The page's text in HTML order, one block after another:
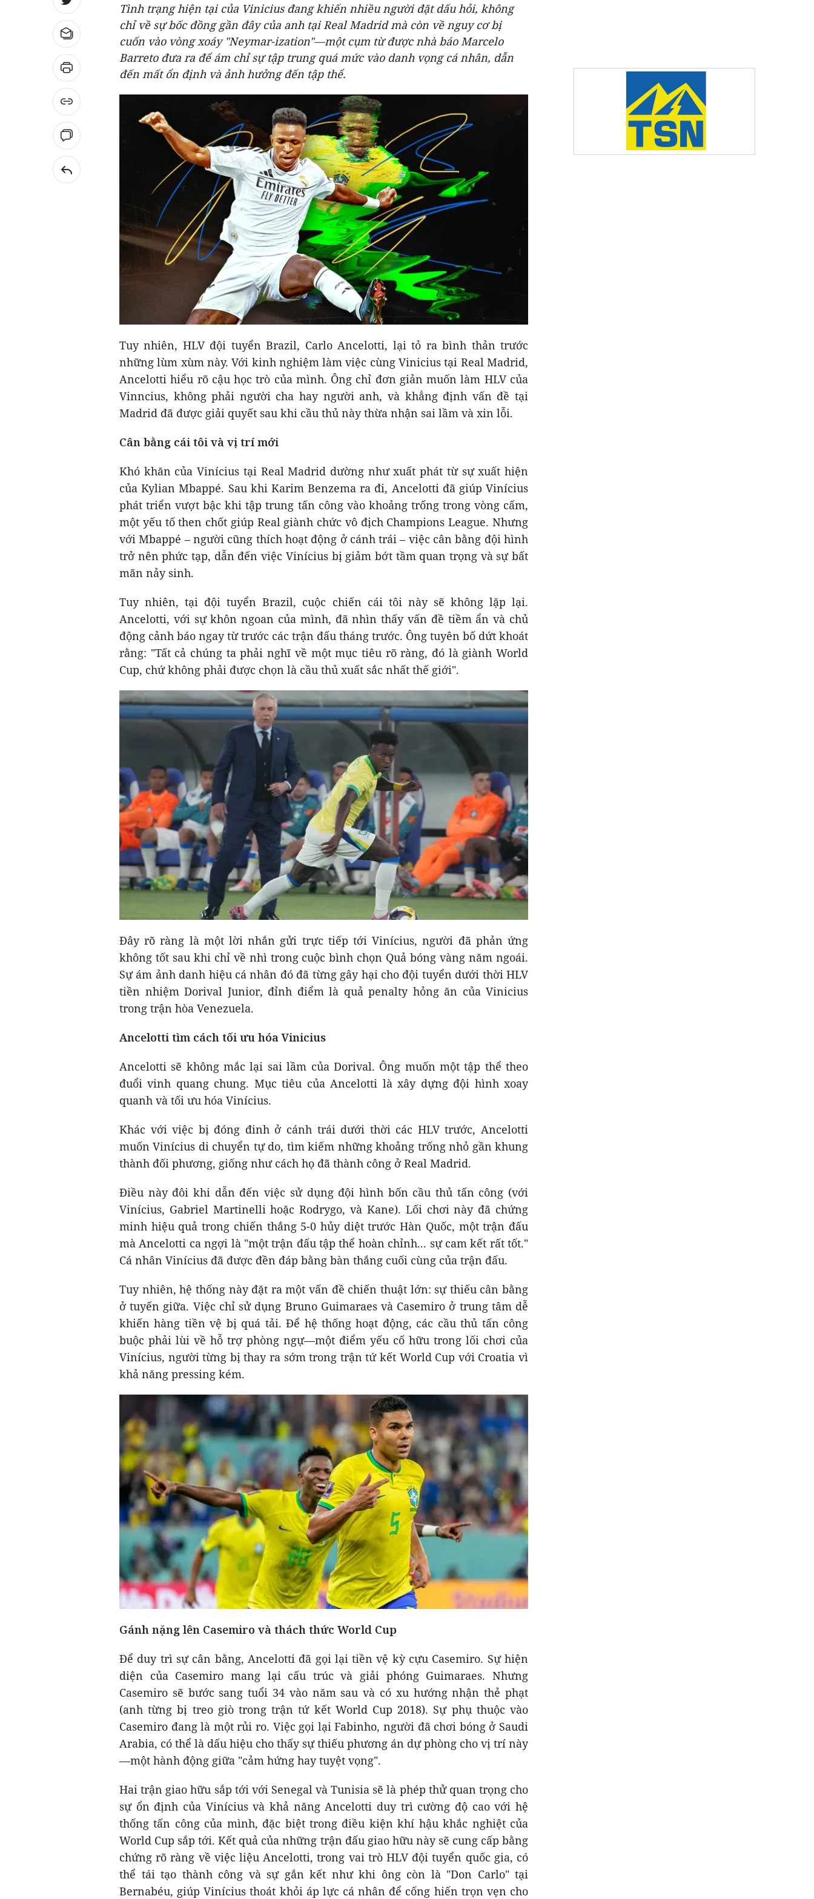
Tình trạng hiện tại của Vinicius đang khiến nhiều người đặt dấu hỏi, không
chỉ về sự bốc đồng gần đây của anh tại Real Madrid mà còn về nguy cơ bị
cuốn vào vòng xoáy "Neymar-ization"—một cụm từ được nhà báo Marcelo
Barreto đưa ra để ám chỉ sự tập trung quá mức vào danh vọng cá nhân, dẫn
đến mất ổn định và ảnh hưởng đến tập thể.
Tuy nhiên, HLV đội tuyển Brazil, Carlo Ancelotti, lại tỏ ra bình thản trước
những lùm xùm này. Với kinh nghiệm làm việc cùng Vinicius tại Real Madrid,
Ancelotti hiểu rõ cậu học trò của mình. Ông chỉ đơn giản muốn làm HLV của
Vinncius, không phải người cha hay người anh, và khẳng định vấn đề tại
Madrid đã được giải quyết sau khi cầu thủ này thừa nhận sai lầm và xin lỗi.
Cân bằng cái tôi và vị trí mới
Khó khăn của Vinícius tại Real Madrid dường như xuất phát từ sự xuất hiện
của Kylian Mbappé. Sau khi Karim Benzema ra đi, Ancelotti đã giúp Vinícius
phát triển vượt bậc khi tập trung tấn công vào khoảng trống trong vòng cấm,
một yếu tố then chốt giúp Real giành chức vô địch Champions League. Nhưng
với Mbappé – người cũng thích hoạt động ở cánh trái – việc cân bằng đội hình
trở nên phức tạp, dẫn đến việc Vinícius bị giảm bớt tầm quan trọng và sự bất
mãn nảy sinh.
Tuy nhiên, tại đội tuyển Brazil, cuộc chiến cái tôi này sẽ không lặp lại.
Ancelotti, với sự khôn ngoan của mình, đã nhìn thấy vấn đề tiềm ẩn và chủ
động cảnh báo ngay từ trước các trận đấu tháng trước. Ông tuyên bố dứt khoát
rằng: "Tất cả chúng ta phải nghĩ về một mục tiêu rõ ràng, đó là giành World
Cup, chứ không phải được chọn là cầu thủ xuất sắc nhất thế giới".
Đây rõ ràng là một lời nhắn gửi trực tiếp tới Vinícius, người đã phản ứng
không tốt sau khi chỉ về nhì trong cuộc bình chọn Quả bóng vàng năm ngoái.
Sự ám ảnh danh hiệu cá nhân đó đã từng gây hại cho đội tuyển dưới thời HLV
tiền nhiệm Dorival Junior, đỉnh điểm là quả penalty hỏng ăn của Vinicius
trong trận hòa Venezuela.
Ancelotti tìm cách tối ưu hóa Vinicius
Ancelotti sẽ không mắc lại sai lầm của Dorival. Ông muốn một tập thể theo
đuổi vinh quang chung. Mục tiêu của Ancelotti là xây dựng đội hình xoay
quanh và tối ưu hóa Vinícius.
Khác với việc bị đóng đinh ở cánh trái dưới thời các HLV trước, Ancelotti
muốn Vinícius di chuyển tự do, tìm kiếm những khoảng trống nhỏ gần khung
thành đối phương, giống như cách họ đã thành công ở Real Madrid.
Điều này đôi khi dẫn đến việc sử dụng đội hình bốn cầu thủ tấn công (với
Vinícius, Gabriel Martinelli hoặc Rodrygo, và Kane). Lối chơi này đã chứng
minh hiệu quả trong chiến thắng 5-0 hủy diệt trước Hàn Quốc, một trận đấu
mà Ancelotti ca ngợi là "một trận đấu tập thể hoàn chỉnh... sự cam kết rất tốt."
Cá nhân Vinícius đã được đền đáp bằng bàn thắng cuối cùng của trận đấu.
Tuy nhiên, hệ thống này đặt ra một vấn đề chiến thuật lớn: sự thiếu cân bằng
ở tuyến giữa. Việc chỉ sử dụng Bruno Guimaraes và Casemiro ở trung tâm dễ
khiến hàng tiền vệ bị quá tải. Để hệ thống hoạt động, các cầu thủ tấn công
buộc phải lùi về hỗ trợ phòng ngự—một điểm yếu cố hữu trong lối chơi của
Vinícius, người từng bị thay ra sớm trong trận tứ kết World Cup với Croatia vì
khả năng pressing kém.
Gánh nặng lên Casemiro và thách thức World Cup
Để duy trì sự cân bằng, Ancelotti đã gọi lại tiền vệ kỳ cựu Casemiro. Sự hiện
diện của Casemiro mang lại cấu trúc và giải phóng Guimaraes. Nhưng
Casemiro sẽ bước sang tuổi 34 vào năm sau và có xu hướng nhận thẻ phạt
(anh từng bị treo giò trong trận tứ kết World Cup 2018). Sự phụ thuộc vào
Casemiro đang là một rủi ro. Việc gọi lại Fabinho, người đã chơi bóng ở Saudi
Arabia, có thể là dấu hiệu cho thấy sự thiếu phương án dự phòng cho vị trí này
—một hành động giữa "cảm hứng hay tuyệt vọng".
Hai trận giao hữu sắp tới với Senegal và Tunisia sẽ là phép thử quan trọng cho
sự ổn định của Vinícius và khả năng Ancelotti duy trì cường độ cao với hệ
thống tấn công của mình, đặc biệt trong điều kiện khí hậu khắc nghiệt của
World Cup sắp tới. Kết quả của những trận đấu giao hữu này sẽ cung cấp bằng
chứng rõ ràng về việc liệu Ancelotti, trong vai trò HLV đội tuyển quốc gia, có
thể tái tạo thành công và sự gắn kết như khi ông còn là "Don Carlo" tại
Bernabéu, giúp Vinícius thoát khỏi áp lực cá nhân để cống hiến trọn vẹn cho